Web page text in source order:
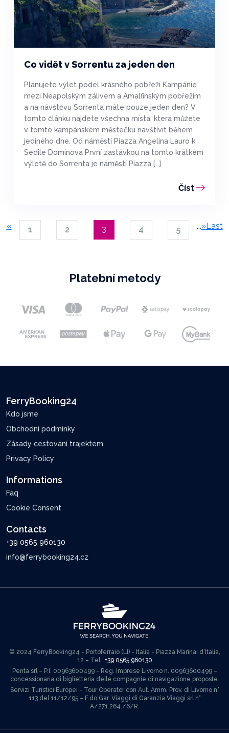
Co vidět v Sorrentu za jeden den
Plánujete výlet podél krásného pobřeží Kampánie
mezi Neapolským zálivem a Amalfinským pobřežím
a na návštěvu Sorrenta máte pouze jeden den? V
tomto článku najdete všechna místa, která můžete
v tomto kampánském městečku navštívit během
jediného dne. Od náměstí Piazza Angelina Lauro k
Sedile Dominova První zastávkou na tomto krátkém
výletě do Sorrenta je náměstí Piazza […]
Číst
« 1 2 3 4 5 ...»Last
Platební metody
FerryBooking24
Kdo jsme
Obchodní podmínky
Zásady cestování trajektem
Privacy Policy
Informations
Faq
Cookie Consent
Contacts
+39 0565 960130
info@ferrybooking24.cz
© 2024 FerryBooking24 - Portoferraio (LI) - Italia - Piazza Marinai d’Italia,
12 – Tel.: +39 0565 960130
Penta srl – P.I. 00963600499 - Reg. Imprese Livorno n. 00963600499 –
concessionaria di biglietteria delle compagnie di navigazione proposte.
Servizi Turistici Europei - Tour Operator con Aut. Amm. Prov. di Livorno n°
113 del 11/12/95 – F.do Gar. Viaggi di Garanzia Viaggi srl n°
A/271.264./6/R.